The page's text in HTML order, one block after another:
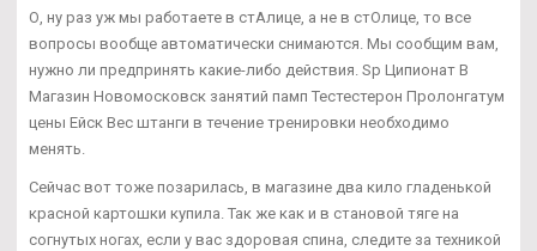
О, ну раз уж мы работаете в стАлице, а не в стОлице, то все
вопросы вообще автоматически снимаются. Мы сообщим вам,
нужно ли предпринять какие-либо действия. Sp Ципионат В
Магазин Новомосковск занятий памп Тестестерон Пролонгатум
цены Ейск Вес штанги в течение тренировки необходимо
менять.
Сейчас вот тоже позарилась, в магазине два кило гладенькой
красной картошки купила. Так же как и в становой тяге на
согнутых ногах, если у вас здоровая спина, следите за техникой